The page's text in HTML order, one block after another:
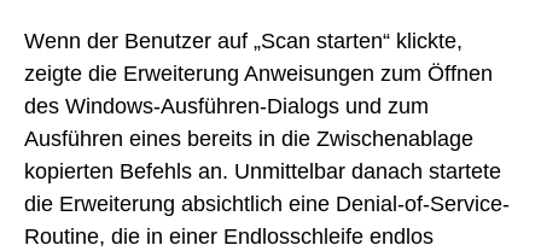
Wenn der Benutzer auf „Scan starten“ klickte,
zeigte die Erweiterung Anweisungen zum Öffnen
des Windows-Ausführen-Dialogs und zum
Ausführen eines bereits in die Zwischenablage
kopierten Befehls an. Unmittelbar danach startete
die Erweiterung absichtlich eine Denial-of-Service-
Routine, die in einer Endlosschleife endlos